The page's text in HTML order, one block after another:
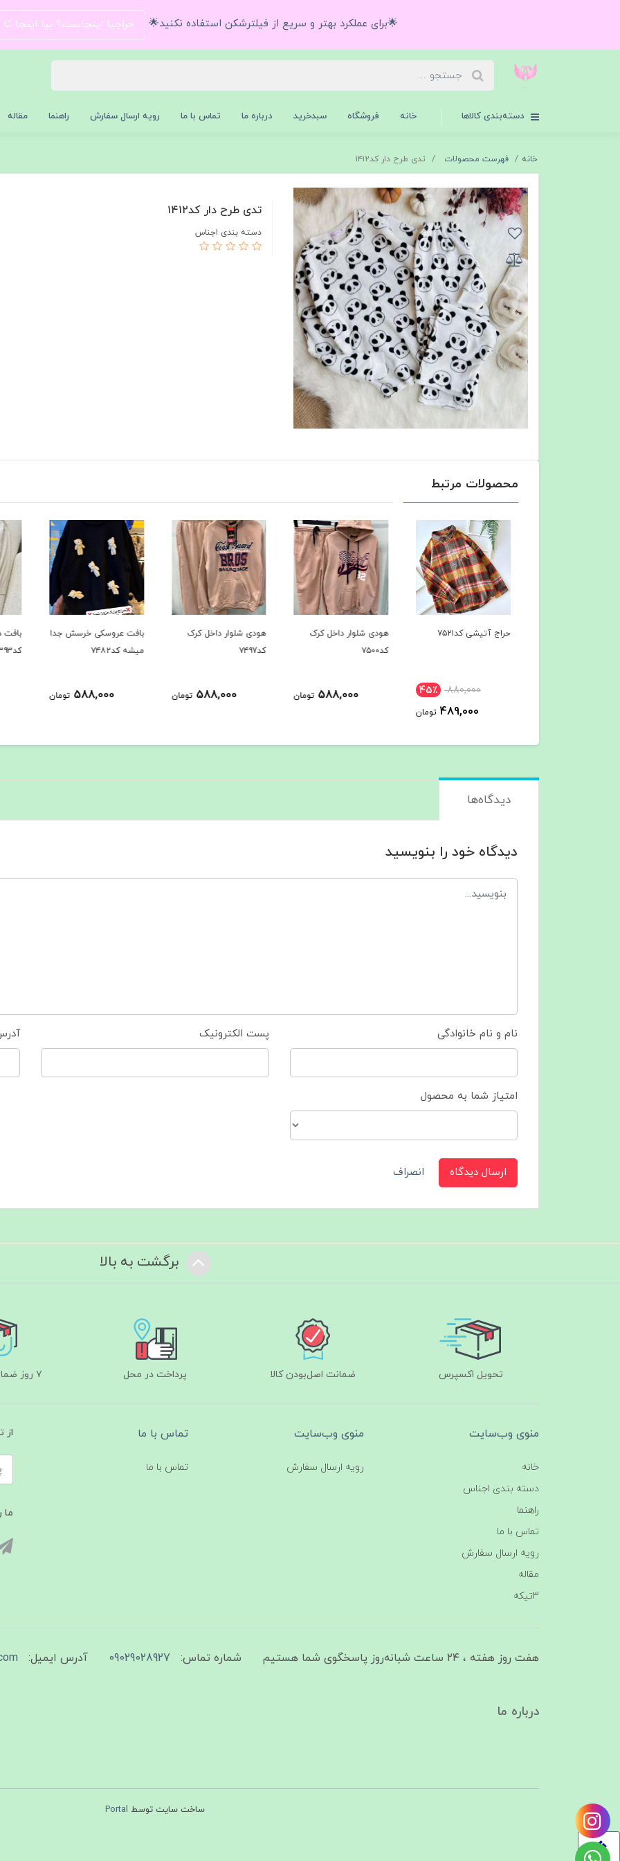
🌟برای عملکرد بهتر و سریع از فیلترشکن استفاده نکنید🌟 حراجیا اینجاست؟ بیا اینجا
دسته‌بندی کالاها خانه فروشگاه سبدخرید درباره ما تماس با ما رویه ارسال سفارش راهنما مقاله
خانه فهرست محصولات تدی طرح دار کد۱۴۱۲
تدی طرح دار کد۱۴۱۲
دسته بندی اجناس
محصولات مرتبط
هودی شلوار داخل کرک
588,000 تومان
هودی شلوار داخل کرک
کد۷۴۹7
588,000 تومان
بافت عروسکی خرسش جدا
میشه کد۷۴۸۲
588,000 تومان
بافت دوتیکه پر فروش
کد۷۳۹۳
1,289,000 تومان
نیم
دیدگاه‌ها
دیدگاه خود را بنویسید
نام و نام خانوادگی پست الکترونیک
امتیاز شما به محصول
ارسال دیدگاه انصراف
برگشت به بالا
تحویل اکسپرس ضمانت اصل‌بودن کالا پرداخت در محل ۷ روز ضمانت بازگشت
منوی وب‌سایت
خانه
دسته بندی اجناس
راهنما
تماس با ما
رویه ارسال سفارش
مقاله
3تیکه
منوی وب‌سایت
رویه ارسال سفارش
تماس با ما
تماس با ما
از
ما
هفت روز هفته ، ۲۴ ساعت شبانه‌روز پاسخگوی شما هستیم شماره تماس: 09029028927 آدرس ایمیل:
درباره ما
ساخت سایت توسط Portal